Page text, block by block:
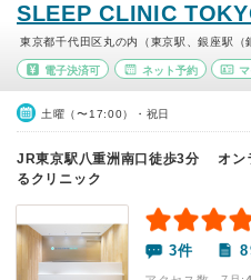
SLEEP CLINIC
東京都千代田区丸の内（東京駅、銀座駅（
電子決済可 ネット予約
土曜（〜17:00）・祝日
JR東京駅八重洲南口徒歩3分 オン
るクリニック
3件